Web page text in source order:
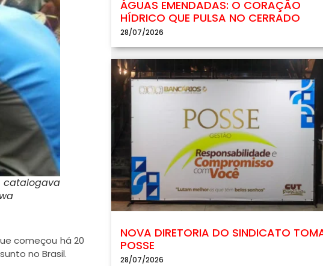
começou há 20
no Brasil.
ÁGUAS EMENDADAS: O CORAÇÃO
HÍDRICO QUE PULSA NO CERRADO
28/07/2026
NOVA DIRETORIA DO SINDICATO
POSSE
28/07/2026